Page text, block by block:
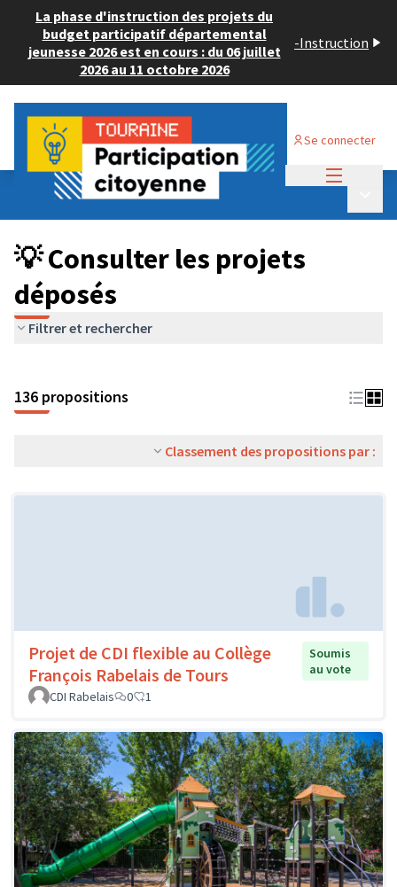
La phase d'instruction des projets du
budget participatif départemental
jeunesse 2026 est en cours : du 06 juillet
2026 au 11 octobre 2026
-Instruction
Se connecter
Budget Participatif JEUNESSE 2024
💡 Consulter les projets déposés
💡 Consulter les projets
déposés
Filtrer et rechercher
136 propositions
Classement des propositions par :
Projet de CDI flexible au Collège
François Rabelais de Tours
Soumis
au vote
CDI Rabelais
0 1